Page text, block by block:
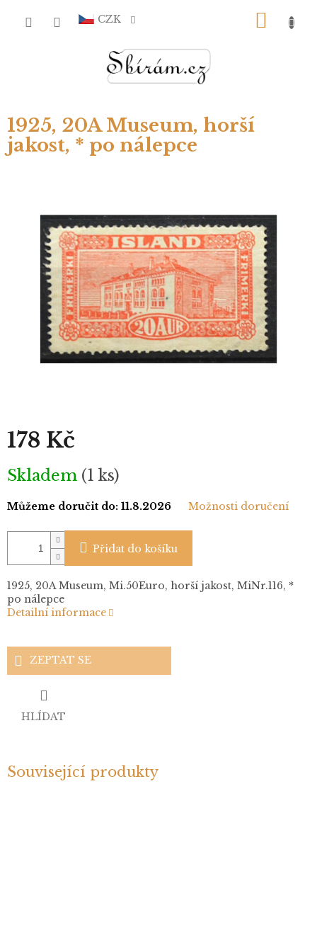
CZK
1925, 20A Museum, horší
jakost, * po nálepce
178 Kč
Měrná
cena:
Skladem (1 ks)
Můžeme doručit do: 11.8.2026 Možnosti doručení
Přidat do košíku
1925, 20A Museum, Mi.50Euro, horší jakost, MiNr.116, *
po nálepce
Detailní informace
ZEPTAT SE
HLÍDAT
Související produkty